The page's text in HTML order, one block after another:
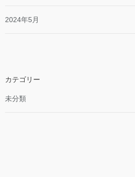
2024年5月
カテゴリー
未分類